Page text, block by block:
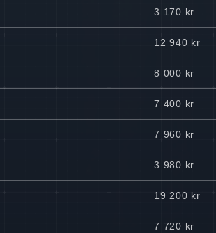
3 170 kr
12 940 kr
8 000 kr
7 400 kr
7 960 kr
3 980 kr
19 200 kr
7 720 kr